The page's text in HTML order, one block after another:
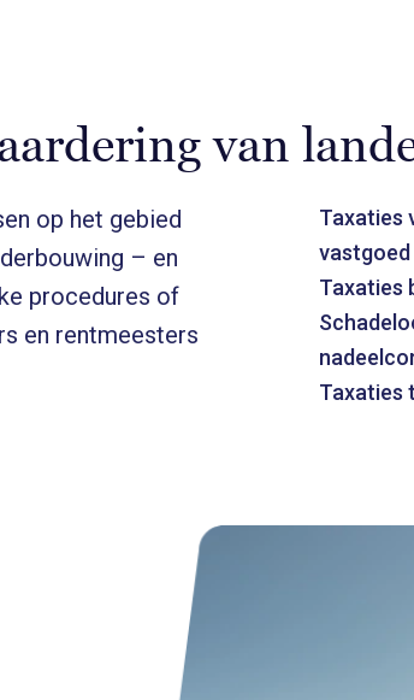
van
op het gebied
– en
procedures of
en rentmeesters
Taxaties
vastgoed
Taxaties
Taxaties